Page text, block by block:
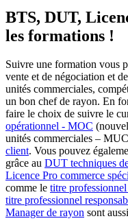
BTS, DUT,
les formations !
Suivre une formation vous
vente et de négociation et
unités commerciales,
un bon chef de rayon. En
faire le choix de suivre le
opérationnel - MOC
unités commerciales –
client. Vous pouvez
grâce au DUT techniques
Licence Pro commerce
comme le titre professionnel
titre professionnel
Manager de rayon sont